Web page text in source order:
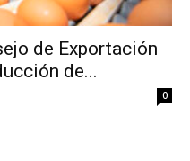
de Exportación
de...
0